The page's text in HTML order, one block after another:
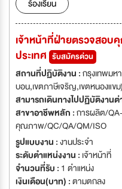
ร้องเรียน
เจ้าหน้าที่ฝ่ายตรวจสอบ
ประเทศ รับสมัครด่วน
สถานที่ปฏิบัติงาน :กรุงเทพมห
บอน,เขตภาษีเจริญ,เขตหนองแขม)
สามารถเดินทางไปปฏิบัติงานต่
สาขาอาชีพหลัก :การผลิต/
คุณภาพ/QC/QA/QM/ISO
รูปแบบงาน :งานประจำ
ระดับตำแหน่งงาน : เจ้าหน้าที่
จำนวนที่รับ : 1 ตำแหน่ง
เงินเดือน(บาท) :ตามตกลง